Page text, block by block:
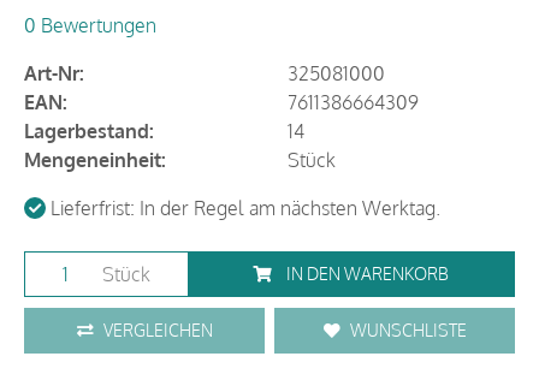
0 Bewertungen
Art-Nr:
325081000
EAN:
7611386664309
Lagerbestand:
14
Mengeneinheit:
Stück
Lieferfrist: In der Regel am nächsten Werktag.
Stück IN DEN WARENKORB
VERGLEICHEN WUNSCHLISTE